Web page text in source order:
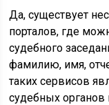
Да, существует
порталов, где
судебного
фамилию, имя,
таких сервисов
судебных органов